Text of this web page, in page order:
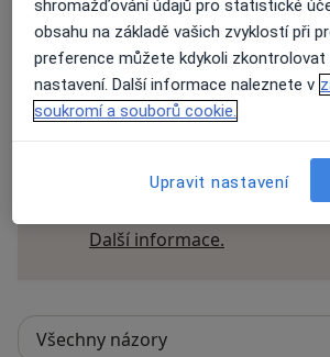
30 názorů
Recenze pacientů jsou pro
Specialisté nemají možnost
Další informace.
shromažďování údajů pro statistické
obsahu na základě vašich zvyklostí při
preference můžete kdykoli
nastavení. Další informace naleznete v
soukromí a souborů cookie.
Upravit nastavení